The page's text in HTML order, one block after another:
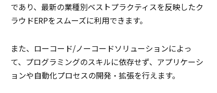
であり、最新の業種別ベストプラクティスを反映したク
ラウドERPをスムーズに利用できます。
また、ローコード/ノーコードソリューションによっ
て、プログラミングのスキルに依存せず、アプリケーシ
ョンや自動化プロセスの開発・拡張を行えます。